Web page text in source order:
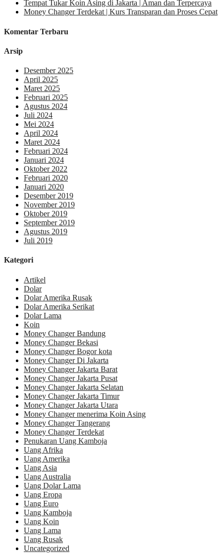
Tempat Tukar Koin Asing di Jakarta | Aman dan Terpercaya
Money Changer Terdekat | Kurs Transparan dan Proses Cepat
Komentar Terbaru
Arsip
Desember 2025
April 2025
Maret 2025
Februari 2025
Agustus 2024
Juli 2024
Mei 2024
April 2024
Maret 2024
Februari 2024
Januari 2024
Oktober 2022
Februari 2020
Januari 2020
Desember 2019
November 2019
Oktober 2019
September 2019
Agustus 2019
Juli 2019
Kategori
Artikel
Dolar
Dolar Amerika Rusak
Dolar Amerika Serikat
Dolar Lama
Koin
Money Changer Bandung
Money Changer Bekasi
Money Changer Bogor kota
Money Changer Di Jakarta
Money Changer Jakarta Barat
Money Changer Jakarta Pusat
Money Changer Jakarta Selatan
Money Changer Jakarta Timur
Money Changer Jakarta Utara
Money Changer menerima Koin Asing
Money Changer Tangerang
Money Changer Terdekat
Penukaran Uang Kamboja
Uang Afrika
Uang Amerika
Uang Asia
Uang Australia
Uang Dolar Lama
Uang Eropa
Uang Euro
Uang Kamboja
Uang Koin
Uang Lama
Uang Rusak
Uncategorized